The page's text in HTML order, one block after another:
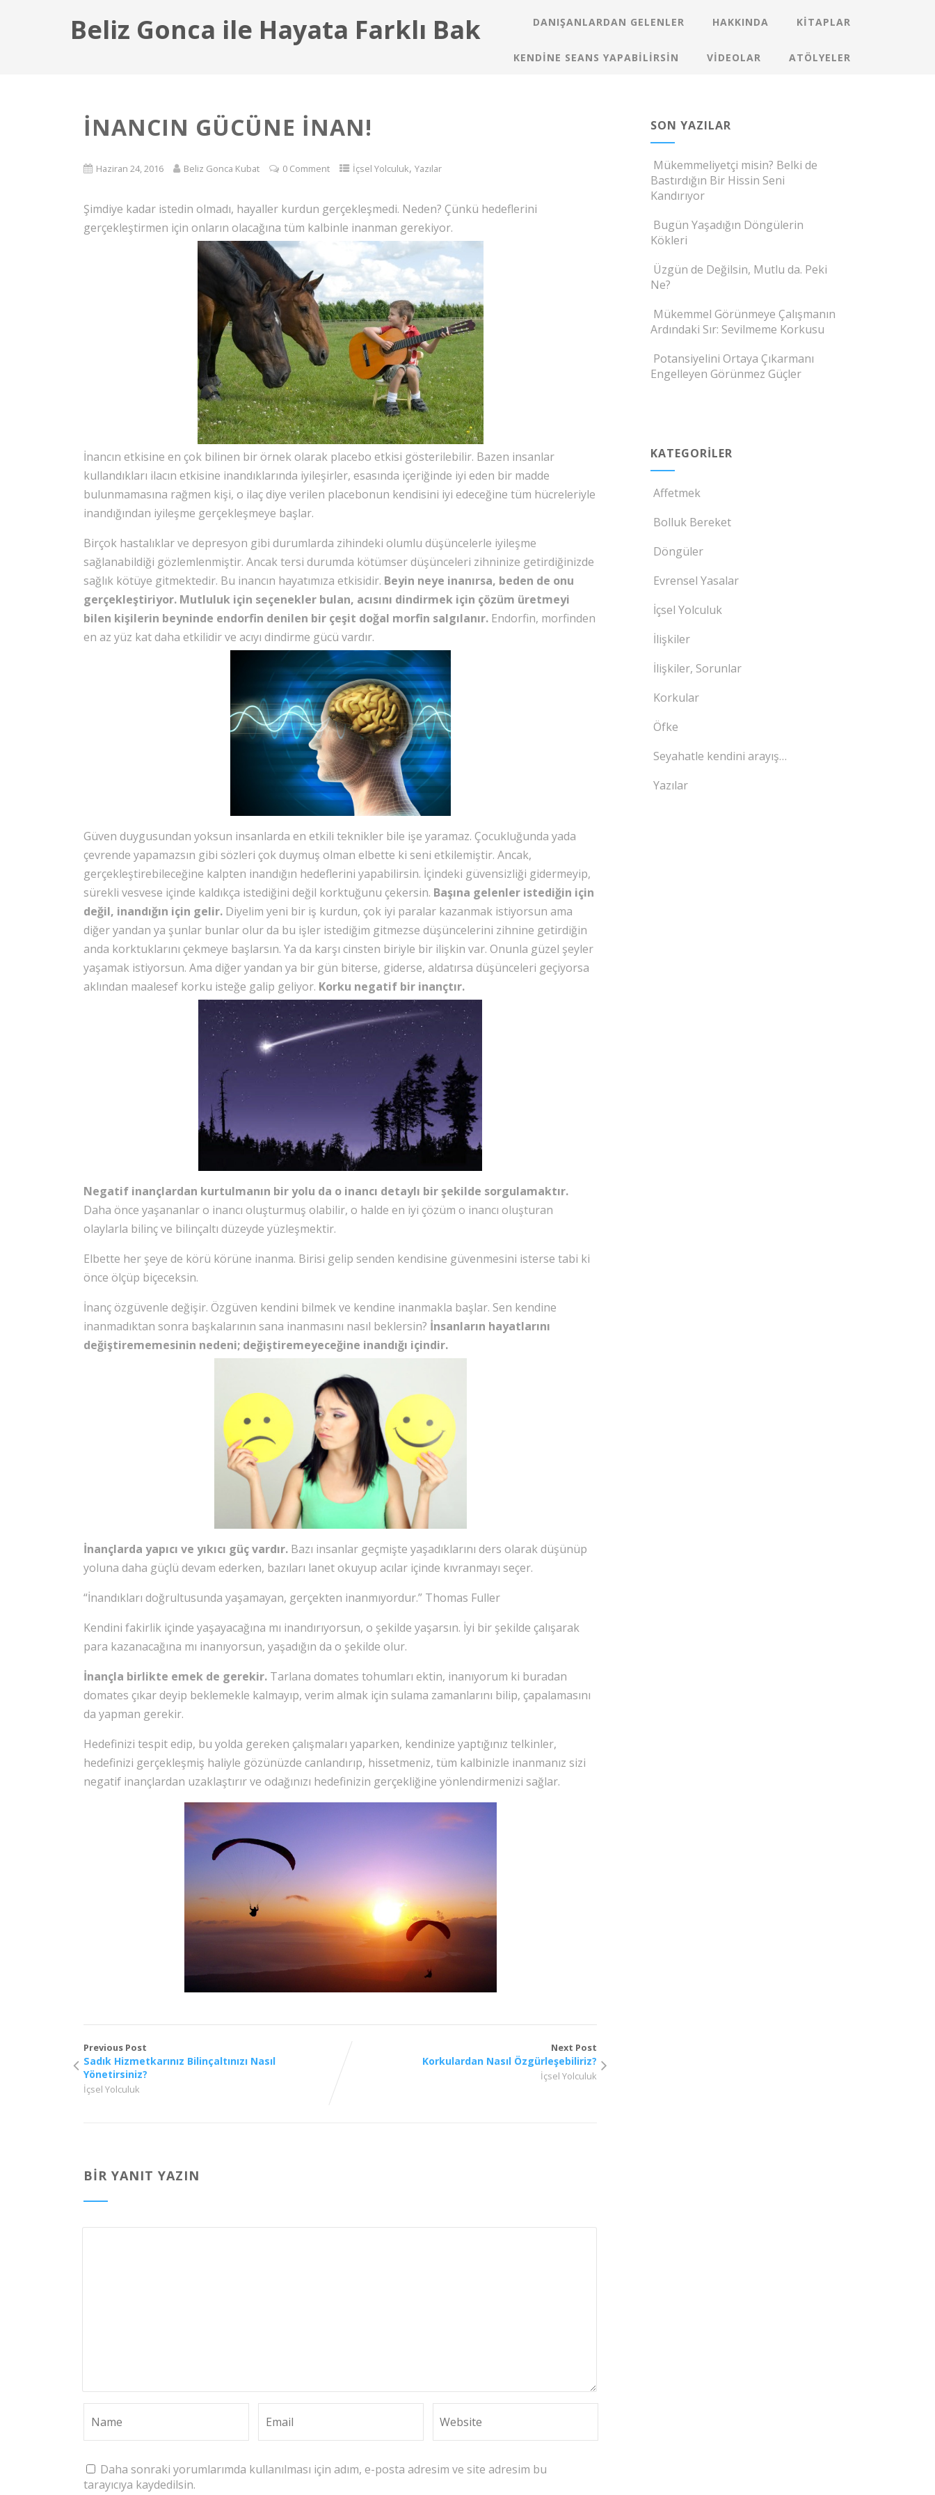
Beliz Gonca ile Hayata Farklı Bak DANIŞANLARDAN GELENLER HAKKINDA KITAPLAR
KENDINE SEANS YAPABILIRSIN VIDEOLAR ATÖLYELER
İNANCIN GÜCÜNE İNAN!
Haziran 24, 2016 Beliz Gonca Kubat 0 Comment İçsel Yolculuk,Yazılar
Şimdiye kadar istedin olmadı, hayaller kurdun gerçekleşmedi. Neden? Çünkü hedeflerini
gerçekleştirmen için onların olacağına tüm kalbinle inanman gerekiyor.
İnancın etkisine en çok bilinen bir örnek olarak placebo etkisi gösterilebilir. Bazen insanlar
kullandıkları ilacın etkisine inandıklarında iyileşirler, esasında içeriğinde iyi eden bir madde
bulunmamasına rağmen kişi, o ilaç diye verilen placebonun kendisini iyi edeceğine tüm hücreleriyle
inandığından iyileşme gerçekleşmeye başlar.
Birçok hastalıklar ve depresyon gibi durumlarda zihindeki olumlu düşüncelerle iyileşme
sağlanabildiği gözlemlenmiştir. Ancak tersi durumda kötümser düşünceleri zihninize getirdiğinizde
sağlık kötüye gitmektedir. Bu inancın hayatımıza etkisidir. Beyin neye inanırsa, beden de onu
gerçekleştiriyor. Mutluluk için seçenekler bulan, acısını dindirmek için çözüm üretmeyi
bilen kişilerin beyninde endorfin denilen bir çeşit doğal morfin salgılanır. Endorfin, morfinden
en az yüz kat daha etkilidir ve acıyı dindirme gücü vardır.
Güven duygusundan yoksun insanlarda en etkili teknikler bile işe yaramaz. Çocukluğunda yada
çevrende yapamazsın gibi sözleri çok duymuş olman elbette ki seni etkilemiştir. Ancak,
gerçekleştirebileceğine kalpten inandığın hedeflerini yapabilirsin. İçindeki güvensizliği gidermeyip,
sürekli vesvese içinde kaldıkça istediğini değil korktuğunu çekersin. Başına gelenler istediğin için
değil, inandığın için gelir. Diyelim yeni bir iş kurdun, çok iyi paralar kazanmak istiyorsun ama
diğer yandan ya şunlar bunlar olur da bu işler istediğim gitmezse düşüncelerini zihnine getirdiğin
anda korktuklarını çekmeye başlarsın. Ya da karşı cinsten biriyle bir ilişkin var. Onunla güzel şeyler
yaşamak istiyorsun. Ama diğer yandan ya bir gün biterse, giderse, aldatırsa düşünceleri geçiyorsa
aklından maalesef korku isteğe galip geliyor. Korku negatif bir inançtır.
Negatif inançlardan kurtulmanın bir yolu da o inancı detaylı bir şekilde sorgulamaktır.
Daha önce yaşananlar o inancı oluşturmuş olabilir, o halde en iyi çözüm o inancı oluşturan
olaylarla bilinç ve bilinçaltı düzeyde yüzleşmektir.
Elbette her şeye de körü körüne inanma. Birisi gelip senden kendisine güvenmesini isterse tabi ki
önce ölçüp biçeceksin.
İnanç özgüvenle değişir. Özgüven kendini bilmek ve kendine inanmakla başlar. Sen kendine
inanmadıktan sonra başkalarının sana inanmasını nasıl beklersin? İnsanların hayatlarını
değiştirememesinin nedeni; değiştiremeyeceğine inandığı içindir.
İnançlarda yapıcı ve yıkıcı güç vardır. Bazı insanlar geçmişte yaşadıklarını ders olarak düşünüp
yoluna daha güçlü devam ederken, bazıları lanet okuyup acılar içinde kıvranmayı seçer.
“İnandıkları doğrultusunda yaşamayan, gerçekten inanmıyordur.” Thomas Fuller
Kendini fakirlik içinde yaşayacağına mı inandırıyorsun, o şekilde yaşarsın. İyi bir şekilde çalışarak
para kazanacağına mı inanıyorsun, yaşadığın da o şekilde olur.
İnançla birlikte emek de gerekir. Tarlana domates tohumları ektin, inanıyorum ki buradan
domates çıkar deyip beklemekle kalmayıp, verim almak için sulama zamanlarını bilip, çapalamasını
da yapman gerekir.
Hedefinizi tespit edip, bu yolda gereken çalışmaları yaparken, kendinize yaptığınız telkinler,
hedefinizi gerçekleşmiş haliyle gözünüzde canlandırıp, hissetmeniz, tüm kalbinizle inanmanız sizi
negatif inançlardan uzaklaştırır ve odağınızı hedefinizin gerçekliğine yönlendirmenizi sağlar.
Previous Post
Sadık Hizmetkarınız Bilinçaltınızı Nasıl
Yönetirsiniz?
İçsel Yolculuk
Next Post
Korkulardan Nasıl Özgürleşebiliriz?
İçsel Yolculuk
BIR YANIT YAZIN
Daha sonraki yorumlarımda kullanılması için adım, e-posta adresim ve site adresim bu
tarayıcıya kaydedilsin.
SON YAZILAR
Mükemmeliyetçi misin? Belki de
Bastırdığın Bir Hissin Seni
Kandırıyor
Bugün Yaşadığın Döngülerin
Kökleri
Üzgün de Değilsin, Mutlu da. Peki
Ne?
Mükemmel Görünmeye Çalışmanın
Ardındaki Sır: Sevilmeme Korkusu
Potansiyelini Ortaya Çıkarmanı
Engelleyen Görünmez Güçler
KATEGORILER
Affetmek
Bolluk Bereket
Döngüler
Evrensel Yasalar
İçsel Yolculuk
İlişkiler
İlişkiler, Sorunlar
Korkular
Öfke
Seyahatle kendini arayış…
Yazılar